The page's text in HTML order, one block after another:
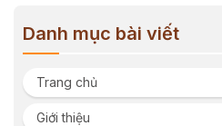
Danh mục bài viết
Trang chủ
Giới thiệu